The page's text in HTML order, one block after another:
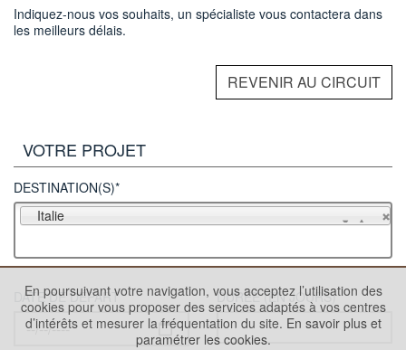
Indiquez-nous vos souhaits, un spécialiste vous contactera dans
les meilleurs délais.
REVENIR AU CIRCUIT
VOTRE PROJET
DESTINATION(S)*
Italie
DATE DE DÉPART DURÉE (EN JOURS)
En poursuivant votre navigation, vous acceptez l’utilisation des
cookies pour vous proposer des services adaptés à vos centres
d’intérêts et mesurer la fréquentation du site. En savoir plus et
paramétrer les cookies.